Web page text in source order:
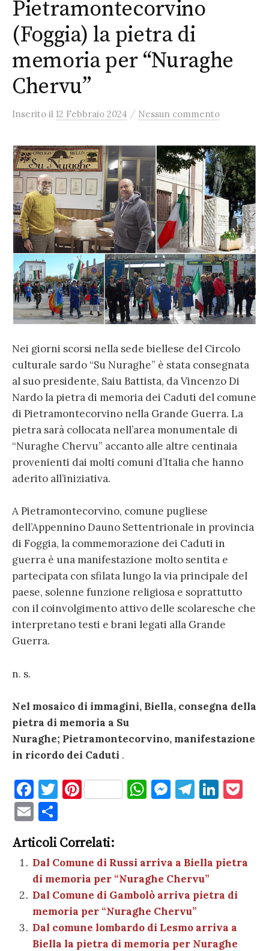
Pietramontecorvino
(Foggia) la pietra di
memoria per “Nuraghe
Chervu”
Inserito il 12 Febbraio 2024 / Nessun commento
Nei giorni scorsi nella sede biellese del Circolo
culturale sardo “Su Nuraghe” è stata consegnata
al suo presidente, Saiu Battista, da Vincenzo Di
Nardo la pietra di memoria dei Caduti del comune
di Pietramontecorvino nella Grande Guerra. La
pietra sarà collocata nell’area monumentale di
“Nuraghe Chervu” accanto alle altre centinaia
provenienti dai molti comuni d’Italia che hanno
aderito all’iniziativa.
A Pietramontecorvino, comune pugliese
dell’Appennino Dauno Settentrionale in provincia
di Foggia, la commemorazione dei Caduti in
guerra è una manifestazione molto sentita e
partecipata con sfilata lungo la via principale del
paese, solenne funzione religiosa e soprattutto
con il coinvolgimento attivo delle scolaresche che
interpretano testi e brani legati alla Grande
Guerra.
n. s.
Nel mosaico di immagini, Biella, consegna della
pietra di memoria a Su
Nuraghe; Pietramontecorvino, manifestazione
in ricordo dei Caduti .
F
a
c
e
b
o
o
k
T
te
r
Pi
es
t
W
A
p
p
M
g
er
T
a
m
Li
dI et
E
m
ai
l
n
di
vi
di
Articoli Correlati:
Dal Comune di Russi arriva a Biella pietra
di memoria per “Nuraghe Chervu”
Dal Comune di Gambolò arriva pietra di
memoria per “Nuraghe Chervu”
Dal comune lombardo di Lesmo arriva a
Biella la pietra di memoria per Nuraghe